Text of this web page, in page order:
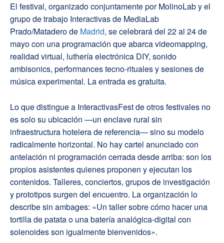
El festival, organizado conjuntamente por MolinoLab y el
grupo de trabajo Interactivas de MediaLab
Prado/Matadero de Madrid, se celebrará del 22 al 24 de
mayo con una programación que abarca videomapping,
realidad virtual, luthería electrónica DIY, sonido
ambisonics, performances tecno-rituales y sesiones de
música experimental. La entrada es gratuita.
Lo que distingue a InteractivasFest de otros festivales no
es solo su ubicación —un enclave rural sin
infraestructura hotelera de referencia— sino su modelo
radicalmente horizontal. No hay cartel anunciado con
antelación ni programación cerrada desde arriba: son los
propios asistentes quienes proponen y ejecutan los
contenidos. Talleres, conciertos, grupos de investigación
y prototipos surgen del encuentro. La organización lo
describe sin ambages: «Un taller sobre cómo hacer una
tortilla de patata o una batería analógica-digital con
solenoides son igualmente bienvenidos».